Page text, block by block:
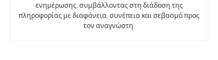
ενημέρωσης, συμβάλλοντας στη διάδοση της
πληροφορίας με διαφάνεια, συνέπεια και σεβασμό προς
τον αναγνώστη.